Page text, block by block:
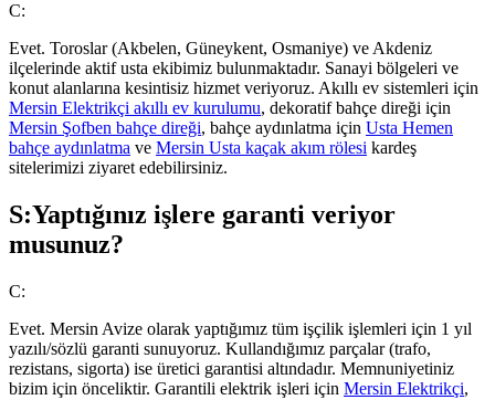
C:
Evet. Toroslar (Akbelen, Güneykent, Osmaniye) ve Akdeniz
ilçelerinde aktif usta ekibimiz bulunmaktadır. Sanayi bölgeleri ve
konut alanlarına kesintisiz hizmet veriyoruz. Akıllı ev sistemleri için
Mersin Elektrikçi akıllı ev kurulumu, dekoratif bahçe direği için
Mersin Şofben bahçe direği, bahçe aydınlatma için Usta Hemen
bahçe aydınlatma ve Mersin Usta kaçak akım rölesi kardeş
sitelerimizi ziyaret edebilirsiniz.
S:Yaptığınız işlere garanti veriyor
musunuz?
C:
Evet. Mersin Avize olarak yaptığımız tüm işçilik işlemleri için 1 yıl
yazılı/sözlü garanti sunuyoruz. Kullandığımız parçalar (trafo,
rezistans, sigorta) ise üretici garantisi altındadır. Memnuniyetiniz
bizim için önceliktir. Garantili elektrik işleri için Mersin Elektrikçi,